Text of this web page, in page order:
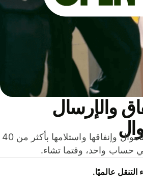
والإرسال
وفّر المال عند إرسال الأموال وإنفاقها واستلامها بأكثر من 40
واحد، وقتما تشاء.
عالميًا.